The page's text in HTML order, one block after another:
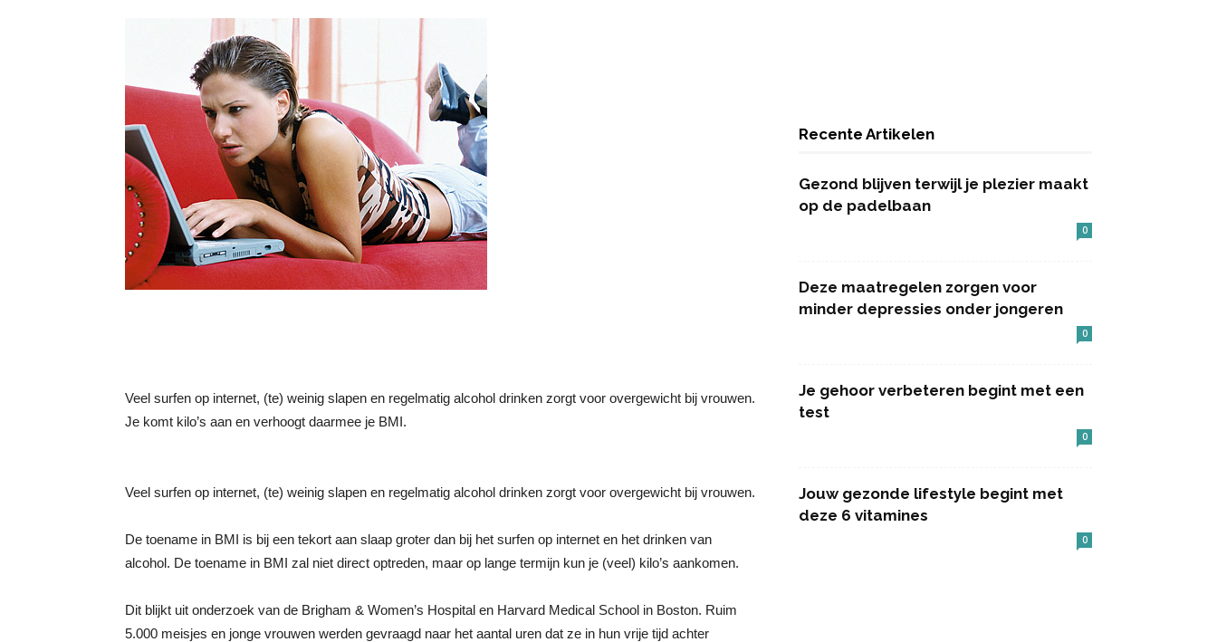
Veel surfen op internet, (te) weinig slapen en regelmatig alcohol drinken zorgt voor overgewicht bij vrouwen.
Je komt kilo’s aan en verhoogt daarmee je BMI.
Veel surfen op internet, (te) weinig slapen en regelmatig alcohol drinken zorgt voor overgewicht bij vrouwen.
De toename in BMI is bij een tekort aan slaap groter dan bij het surfen op internet en het drinken van
alcohol. De toename in BMI zal niet direct optreden, maar op lange termijn kun je (veel) kilo’s aankomen.
Dit blijkt uit onderzoek van de Brigham & Women’s Hospital en Harvard Medical School in Boston. Ruim
5.000 meisjes en jonge vrouwen werden gevraagd naar het aantal uren dat ze in hun vrije tijd achter
Recente Artikelen
Gezond blijven terwijl je plezier maakt
op de padelbaan
0
Deze maatregelen zorgen voor
minder depressies onder jongeren
0
Je gehoor verbeteren begint met een
test
0
Jouw gezonde lifestyle begint met
deze 6 vitamines
0